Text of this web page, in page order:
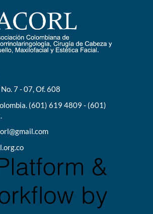
7 - 07, Of. 608
(601) 619 4809 - (601)